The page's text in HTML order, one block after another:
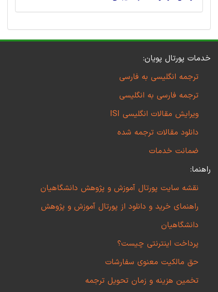
خدمات پورتال پویان:
ترجمه انگلیسی به فارسی
ترجمه فارسی به انگلیسی
ویرایش مقالات انگلیسی ISI
دانلود مقالات ترجمه شده
ضمانت خدمات
راهنما:
نقشه سایت پورتال آموزش و پژوهش دانشگاهیان
راهنمای خرید و دانلود از پورتال آموزش و پژوهش
دانشگاهیان
پرداخت اینترنتی چیست؟
حق مالکیت معنوی سفارشات
تخمین هزینه و زمان تحویل ترجمه